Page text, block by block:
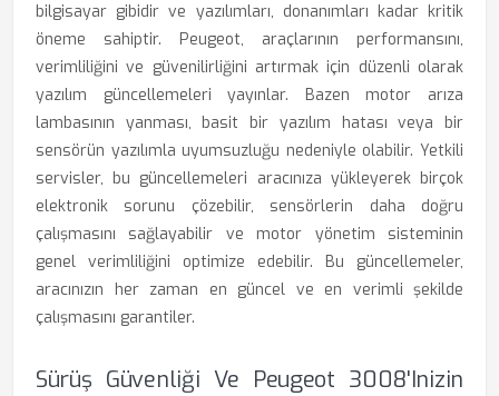
bilgisayar gibidir ve yazılımları, donanımları kadar kritik
öneme sahiptir. Peugeot, araçlarının performansını,
verimliliğini ve güvenilirliğini artırmak için düzenli olarak
yazılım güncellemeleri yayınlar. Bazen motor arıza
lambasının yanması, basit bir yazılım hatası veya bir
sensörün yazılımla uyumsuzluğu nedeniyle olabilir. Yetkili
servisler, bu güncellemeleri aracınıza yükleyerek birçok
elektronik sorunu çözebilir, sensörlerin daha doğru
çalışmasını sağlayabilir ve motor yönetim sisteminin
genel verimliliğini optimize edebilir. Bu güncellemeler,
aracınızın her zaman en güncel ve en verimli şekilde
çalışmasını garantiler.
Sürüş Güvenliği Ve Peugeot 3008'inizin